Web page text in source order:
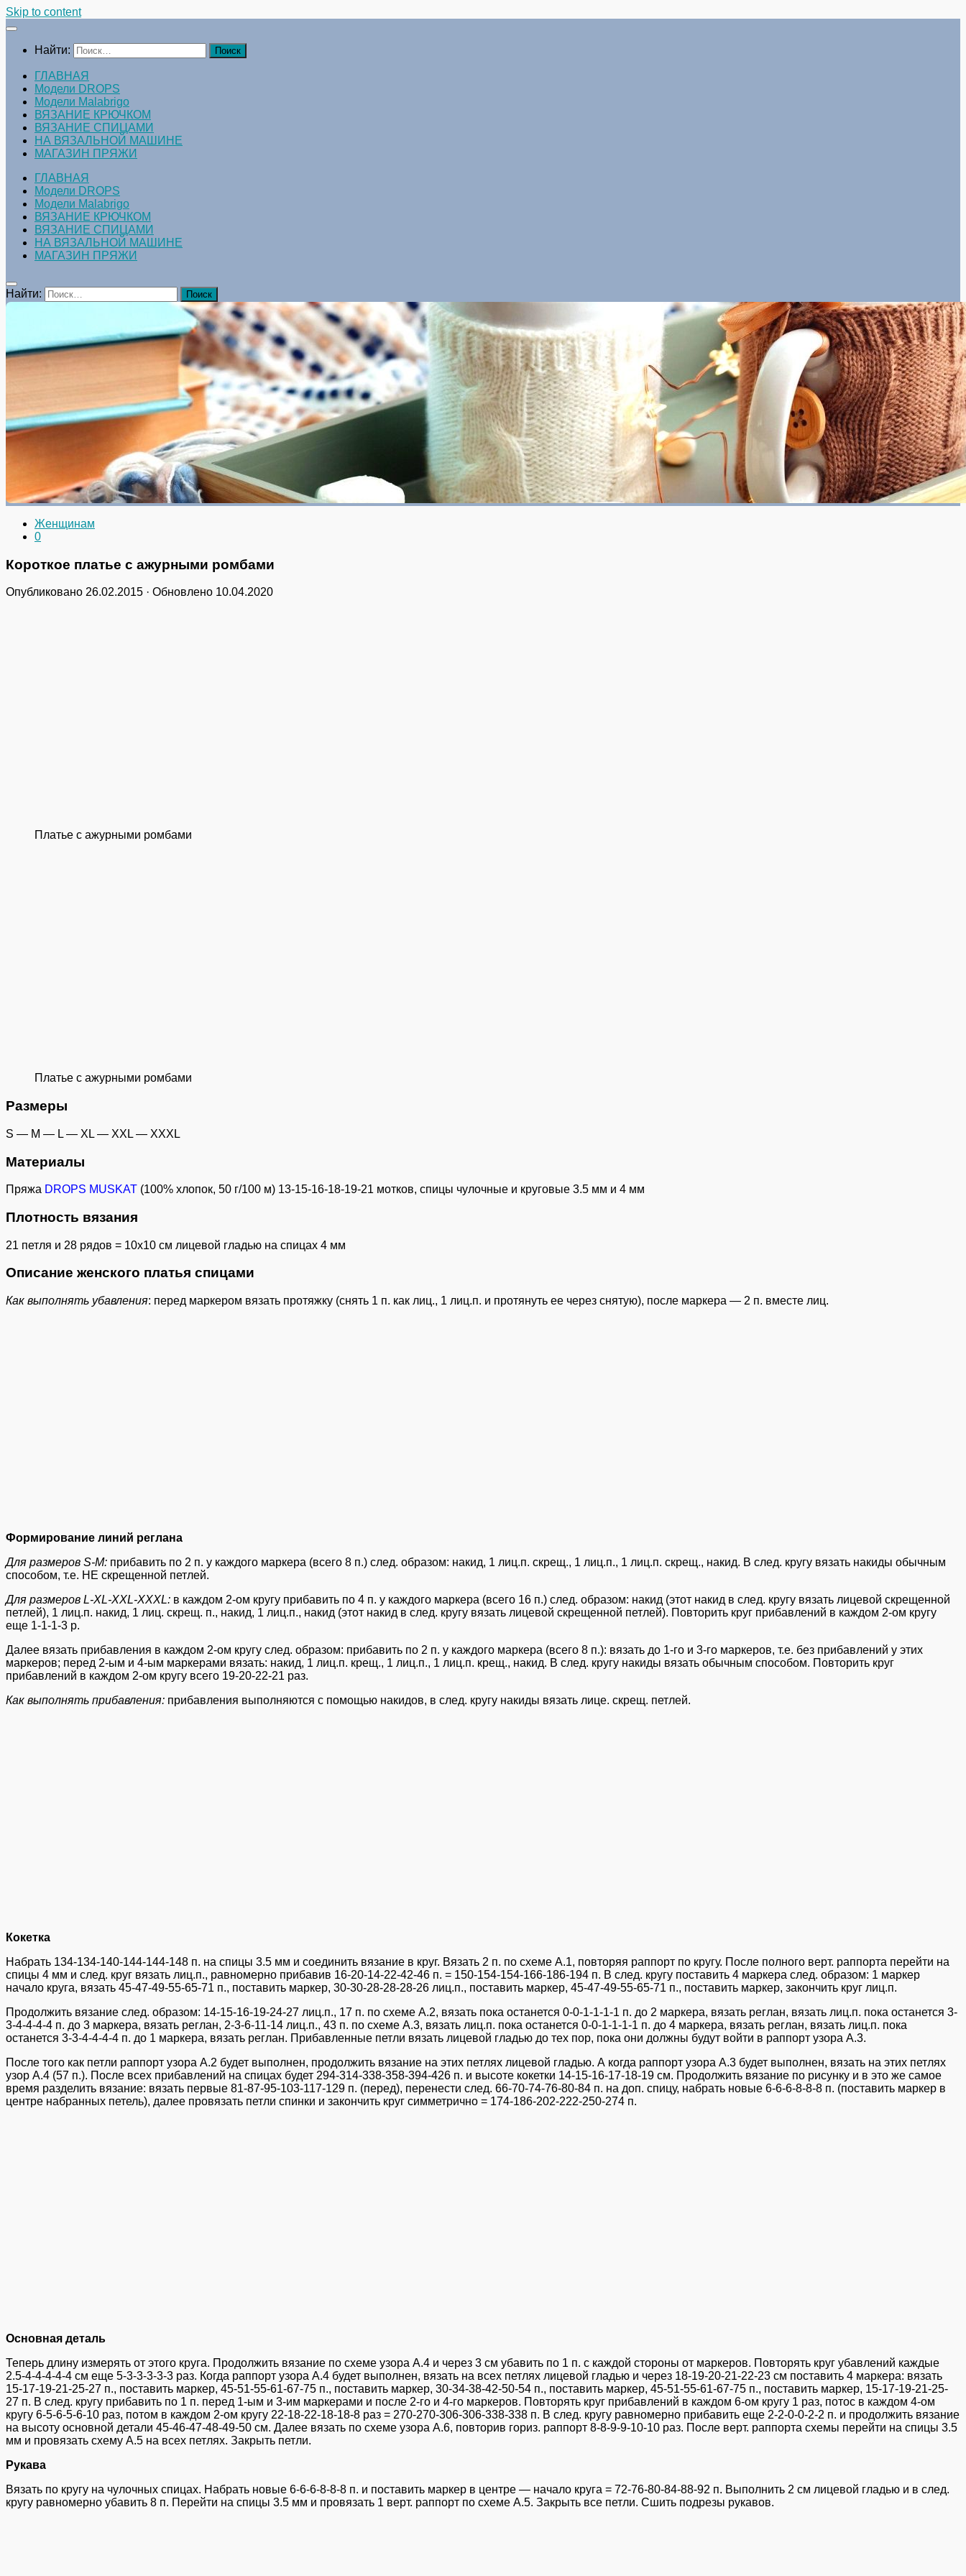
Skip to content
Найти:
ГЛАВНАЯ
Модели DROPS
Модели Malabrigo
ВЯЗАНИЕ КРЮЧКОМ
ВЯЗАНИЕ СПИЦАМИ
НА ВЯЗАЛЬНОЙ МАШИНЕ
МАГАЗИН ПРЯЖИ
ГЛАВНАЯ
Модели DROPS
Модели Malabrigo
ВЯЗАНИЕ КРЮЧКОМ
ВЯЗАНИЕ СПИЦАМИ
НА ВЯЗАЛЬНОЙ МАШИНЕ
МАГАЗИН ПРЯЖИ
Найти:
Женщинам
0
Короткое платье с ажурными ромбами
Опубликовано 26.02.2015 · Обновлено 10.04.2020
Платье с ажурными ромбами
Платье с ажурными ромбами
Размеры
S — M — L — XL — XXL — XXXL
Материалы
Пряжа DROPS MUSKAT (100% хлопок, 50 г/100 м) 13-15-16-18-19-21 мотков, спицы чулочные и круговые 3.5 мм и 4 мм
Плотность вязания
21 петля и 28 рядов = 10х10 см лицевой гладью на спицах 4 мм
Описание женского платья спицами
Как выполнять убавления: перед маркером вязать протяжку (снять 1 п. как лиц., 1 лиц.п. и протянуть ее через снятую), после маркера — 2 п. вместе лиц.
Формирование линий реглана
Для размеров S-M: прибавить по 2 п. у каждого маркера (всего 8 п.) след. образом: накид, 1 лиц.п. скрещ., 1 лиц.п., 1 лиц.п. скрещ., накид. В след. кругу вязать накиды обычным
способом, т.е. НЕ скрещенной петлей.
Для размеров L-XL-XXL-XXXL: в каждом 2-ом кругу прибавить по 4 п. у каждого маркера (всего 16 п.) след. образом: накид (этот накид в след. кругу вязать лицевой скрещенной
петлей), 1 лиц.п. накид, 1 лиц. скрещ. п., накид, 1 лиц.п., накид (этот накид в след. кругу вязать лицевой скрещенной петлей). Повторить круг прибавлений в каждом 2-ом кругу
еще 1-1-1-3 р.
Далее вязать прибавления в каждом 2-ом кругу след. образом: прибавить по 2 п. у каждого маркера (всего 8 п.): вязать до 1-го и 3-го маркеров, т.е. без прибавлений у этих
маркеров; перед 2-ым и 4-ым маркерами вязать: накид, 1 лиц.п. крещ., 1 лиц.п., 1 лиц.п. крещ., накид. В след. кругу накиды вязать обычным способом. Повторить круг
прибавлений в каждом 2-ом кругу всего 19-20-22-21 раз.
Как выполнять прибавления: прибавления выполняются с помощью накидов, в след. кругу накиды вязать лице. скрещ. петлей.
Кокетка
Набрать 134-134-140-144-144-148 п. на спицы 3.5 мм и соединить вязание в круг. Вязать 2 п. по схеме А.1, повторяя раппорт по кругу. После полного верт. раппорта перейти на
спицы 4 мм и след. круг вязать лиц.п., равномерно прибавив 16-20-14-22-42-46 п. = 150-154-154-166-186-194 п. В след. кругу поставить 4 маркера след. образом: 1 маркер
начало круга, вязать 45-47-49-55-65-71 п., поставить маркер, 30-30-28-28-28-26 лиц.п., поставить маркер, 45-47-49-55-65-71 п., поставить маркер, закончить круг лиц.п.
Продолжить вязание след. образом: 14-15-16-19-24-27 лиц.п., 17 п. по схеме А.2, вязать пока останется 0-0-1-1-1-1 п. до 2 маркера, вязать реглан, вязать лиц.п. пока останется 3-
3-4-4-4-4 п. до 3 маркера, вязать реглан, 2-3-6-11-14 лиц.п., 43 п. по схеме А.3, вязать лиц.п. пока останется 0-0-1-1-1-1 п. до 4 маркера, вязать реглан, вязать лиц.п. пока
останется 3-3-4-4-4-4 п. до 1 маркера, вязать реглан. Прибавленные петли вязать лицевой гладью до тех пор, пока они должны будут войти в раппорт узора А.3.
После того как петли раппорт узора А.2 будет выполнен, продолжить вязание на этих петлях лицевой гладью. А когда раппорт узора А.3 будет выполнен, вязать на этих петлях
узор А.4 (57 п.). После всех прибавлений на спицах будет 294-314-338-358-394-426 п. и высоте кокетки 14-15-16-17-18-19 см. Продолжить вязание по рисунку и в это же самое
время разделить вязание: вязать первые 81-87-95-103-117-129 п. (перед), перенести след. 66-70-74-76-80-84 п. на доп. спицу, набрать новые 6-6-6-8-8-8 п. (поставить маркер в
центре набранных петель), далее провязать петли спинки и закончить круг симметрично = 174-186-202-222-250-274 п.
Основная деталь
Теперь длину измерять от этого круга. Продолжить вязание по схеме узора А.4 и через 3 см убавить по 1 п. с каждой стороны от маркеров. Повторять круг убавлений каждые
2.5-4-4-4-4-4 см еще 5-3-3-3-3-3 раз. Когда раппорт узора А.4 будет выполнен, вязать на всех петлях лицевой гладью и через 18-19-20-21-22-23 см поставить 4 маркера: вязать
15-17-19-21-25-27 п., поставить маркер, 45-51-55-61-67-75 п., поставить маркер, 30-34-38-42-50-54 п., поставить маркер, 45-51-55-61-67-75 п., поставить маркер, 15-17-19-21-25-
27 п. В след. кругу прибавить по 1 п. перед 1-ым и 3-им маркерами и после 2-го и 4-го маркеров. Повторять круг прибавлений в каждом 6-ом кругу 1 раз, потос в каждом 4-ом
кругу 6-5-6-5-6-10 раз, потом в каждом 2-ом кругу 22-18-22-18-18-8 раз = 270-270-306-306-338-338 п. В след. кругу равномерно прибавить еще 2-2-0-0-2-2 п. и продолжить вязание
на высоту основной детали 45-46-47-48-49-50 см. Далее вязать по схеме узора А.6, повторив гориз. раппорт 8-8-9-9-10-10 раз. После верт. раппорта схемы перейти на спицы 3.5
мм и провязать схему А.5 на всех петлях. Закрыть петли.
Рукава
Вязать по кругу на чулочных спицах. Набрать новые 6-6-6-8-8-8 п. и поставить маркер в центре — начало круга = 72-76-80-84-88-92 п. Выполнить 2 см лицевой гладью и в след.
кругу равномерно убавить 8 п. Перейти на спицы 3.5 мм и провязать 1 верт. раппорт по схеме А.5. Закрыть все петли. Сшить подрезы рукавов.